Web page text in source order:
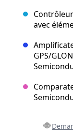
avec
GPS/